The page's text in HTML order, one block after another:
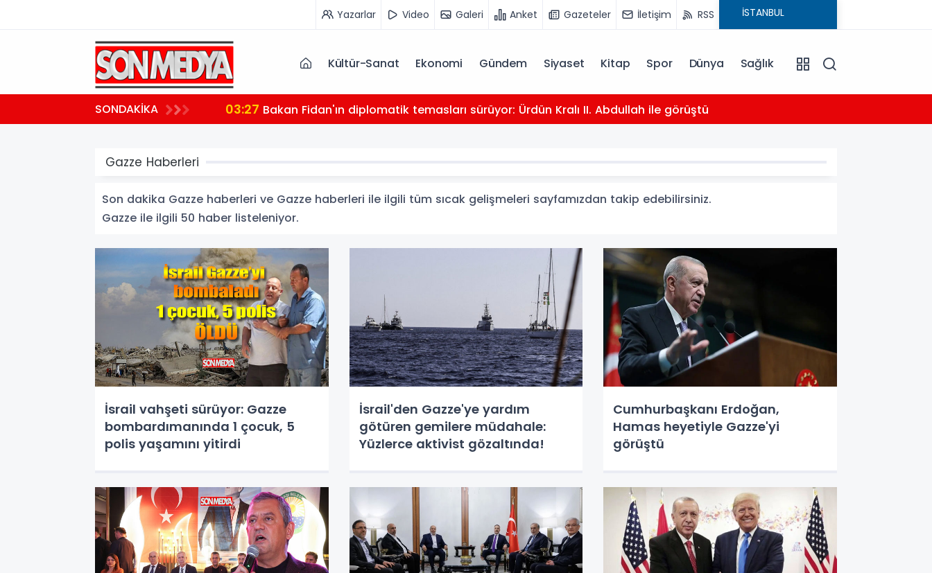
Yazarlar Video Galeri Anket Gazeteler İletişim RSS
Kültür-Sanat Ekonomi Gündem Siyaset Kitap Spor Dünya Sağlık
SONDAKİKA 03:27 Bakan Fidan'ın diplomatik temasları sürüyor: Ürdün Kralı II. Abdullah ile görüştü
Gazze Haberleri
Son dakika Gazze haberleri ve Gazze haberleri ile ilgili tüm sıcak gelişmeleri sayfamızdan takip edebilirsiniz.
Gazze ile ilgili 50 haber listeleniyor.
İsrail vahşeti sürüyor: Gazze
bombardımanında 1 çocuk, 5
polis yaşamını yitirdi
İsrail'den Gazze'ye yardım
götüren gemilere müdahale:
Yüzlerce aktivist gözaltında!
Cumhurbaşkanı Erdoğan,
Hamas heyetiyle Gazze'yi
görüştü